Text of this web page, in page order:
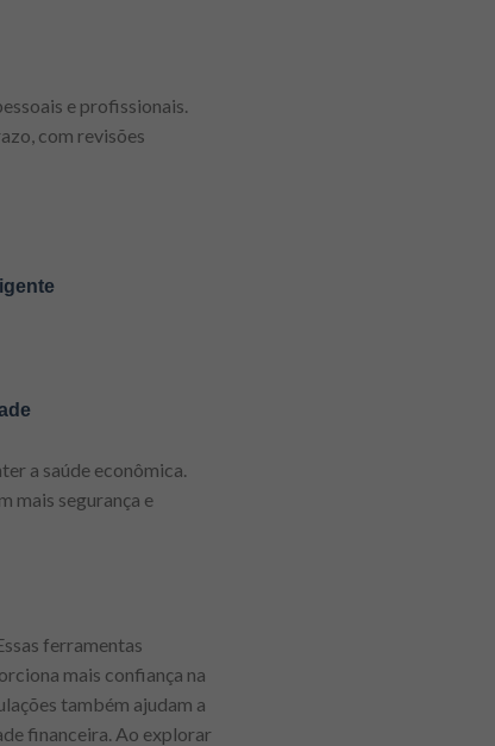
e profissionais.
com revisões
a saúde econômica.
mais segurança e
ferramentas
mais confiança na
também ajudam a
financeira. Ao explorar